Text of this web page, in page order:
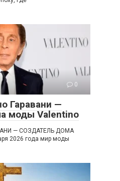
0
Гаравани —
моды Valentino
— СОЗДАТЕЛЬ ДОМА
2026 года мир моды